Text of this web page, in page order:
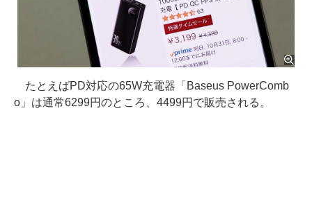
たとえばPD対応の65W充電器「Baseus PowerComb
o」は通常6299円のところ、4499円で販売される。